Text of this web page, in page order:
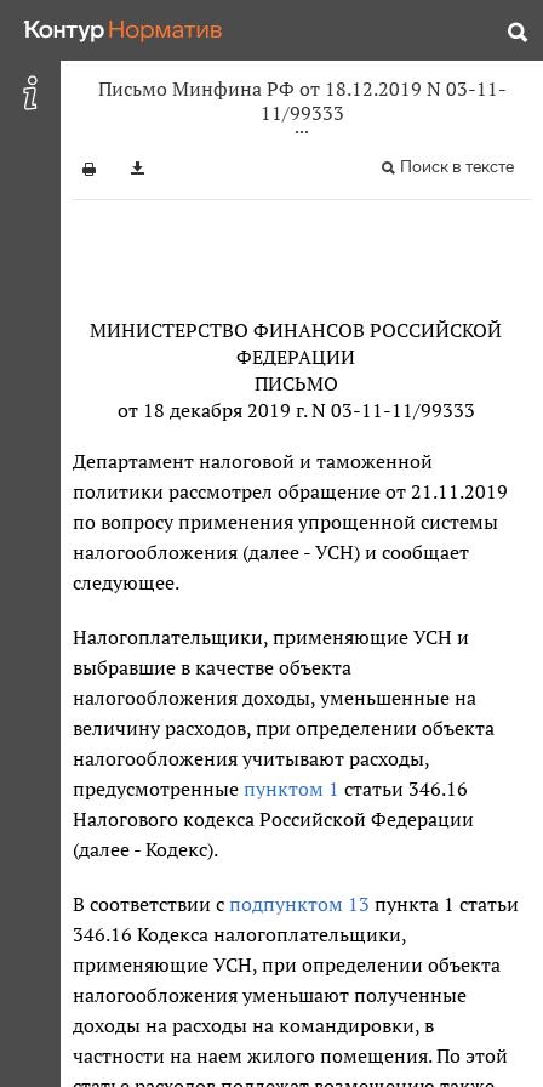
Письмо Минфина РФ от 18.12.2019 N 03-11-
11/99333
Поиск в тексте
МИНИСТЕРСТВО ФИНАНСОВ РОССИЙСКОЙ
ФЕДЕРАЦИИ
ПИСЬМО
от 18 декабря 2019 г. N 03-11-11/99333
Департамент налоговой и таможенной
политики рассмотрел обращение от 21.11.2019
по вопросу применения упрощенной системы
налогообложения (далее - УСН) и сообщает
следующее.
Налогоплательщики, применяющие УСН и
выбравшие в качестве объекта
налогообложения доходы, уменьшенные на
величину расходов, при определении объекта
налогообложения учитывают расходы,
предусмотренные пунктом 1 статьи 346.16
Налогового кодекса Российской Федерации
(далее - Кодекс).
В соответствии с подпунктом 13 пункта 1 статьи
346.16 Кодекса налогоплательщики,
применяющие УСН, при определении объекта
налогообложения уменьшают полученные
доходы на расходы на командировки, в
частности на наем жилого помещения. По этой